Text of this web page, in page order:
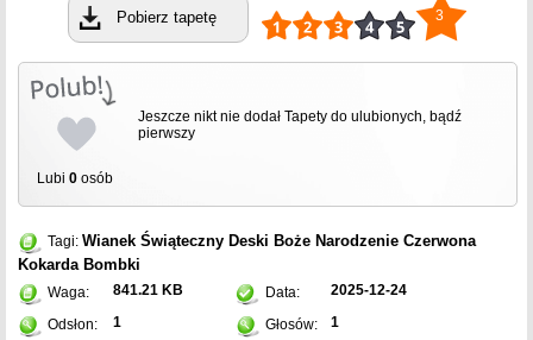
Pobierz tapetę 3
Lubi 0 osób
Jeszcze nikt nie dodał Tapety do ulubionych, bądź
pierwszy
Tagi: Wianek Świąteczny Deski Boże Narodzenie Czerwona
Kokarda Bombki
Waga: 841.21 KB Data: 2025-12-24
Odsłon: 1 Głosów: 1